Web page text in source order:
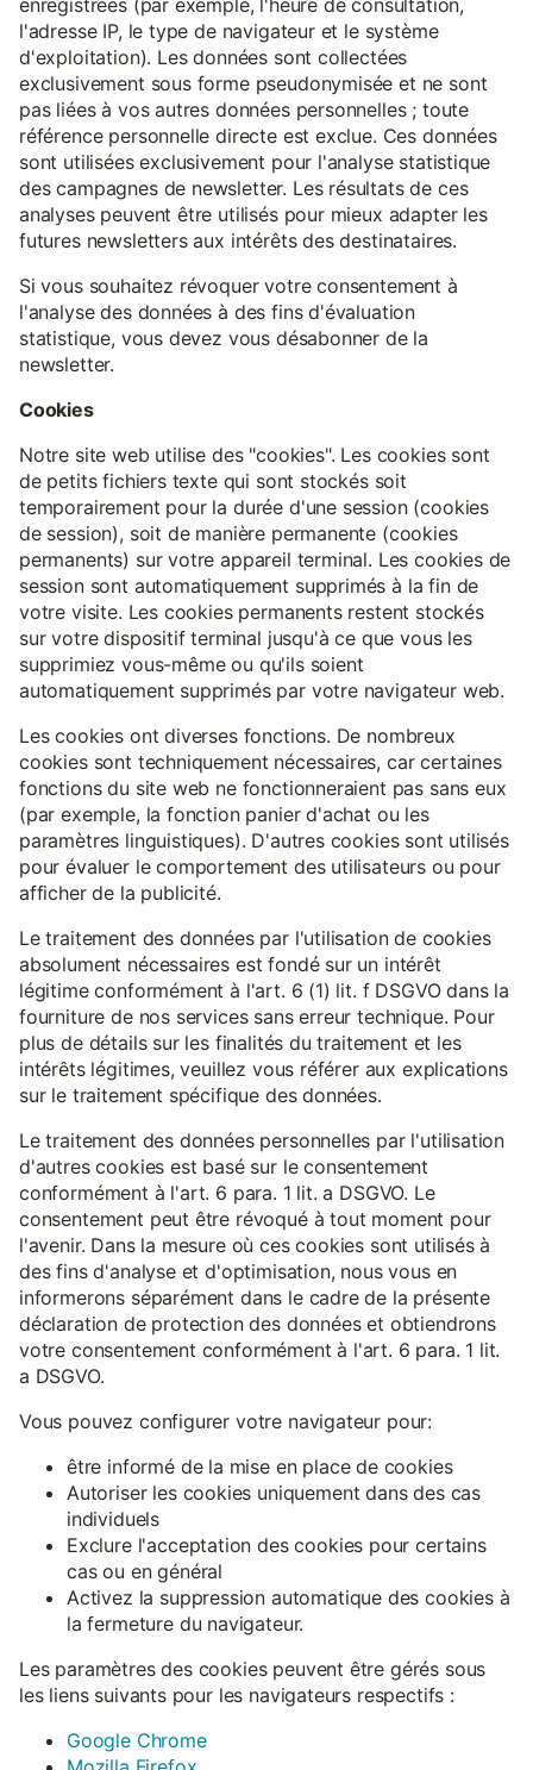
l'adresse IP, le type de navigateur et le système
d'exploitation). Les données sont collectées
exclusivement sous forme pseudonymisée et ne sont
pas liées à vos autres données personnelles ; toute
référence personnelle directe est exclue. Ces données
sont utilisées exclusivement pour l'analyse statistique
des campagnes de newsletter. Les résultats de ces
analyses peuvent être utilisés pour mieux adapter les
futures newsletters aux intérêts des destinataires.
Si vous souhaitez révoquer votre consentement à
l'analyse des données à des fins d'évaluation
statistique, vous devez vous désabonner de la
newsletter.
Cookies
Notre site web utilise des "cookies". Les cookies sont
de petits fichiers texte qui sont stockés soit
temporairement pour la durée d'une session (cookies
de session), soit de manière permanente (cookies
permanents) sur votre appareil terminal. Les cookies de
session sont automatiquement supprimés à la fin de
votre visite. Les cookies permanents restent stockés
sur votre dispositif terminal jusqu'à ce que vous les
supprimiez vous-même ou qu'ils soient
automatiquement supprimés par votre navigateur web.
Les cookies ont diverses fonctions. De nombreux
cookies sont techniquement nécessaires, car certaines
fonctions du site web ne fonctionneraient pas sans eux
(par exemple, la fonction panier d'achat ou les
paramètres linguistiques). D'autres cookies sont utilisés
pour évaluer le comportement des utilisateurs ou pour
afficher de la publicité.
Le traitement des données par l'utilisation de cookies
absolument nécessaires est fondé sur un intérêt
légitime conformément à l'art. 6 (1) lit. f DSGVO dans la
fourniture de nos services sans erreur technique. Pour
plus de détails sur les finalités du traitement et les
intérêts légitimes, veuillez vous référer aux explications
sur le traitement spécifique des données.
Le traitement des données personnelles par l'utilisation
d'autres cookies est basé sur le consentement
conformément à l'art. 6 para. 1 lit. a DSGVO. Le
consentement peut être révoqué à tout moment pour
l'avenir. Dans la mesure où ces cookies sont utilisés à
des fins d'analyse et d'optimisation, nous vous en
informerons séparément dans le cadre de la présente
déclaration de protection des données et obtiendrons
votre consentement conformément à l'art. 6 para. 1 lit.
a DSGVO.
Vous pouvez configurer votre navigateur pour:
être informé de la mise en place de cookies
Autoriser les cookies uniquement dans des cas
individuels
Exclure l'acceptation des cookies pour certains
cas ou en général
Activez la suppression automatique des cookies à
la fermeture du navigateur.
Les paramètres des cookies peuvent être gérés sous
les liens suivants pour les navigateurs respectifs :
Google Chrome